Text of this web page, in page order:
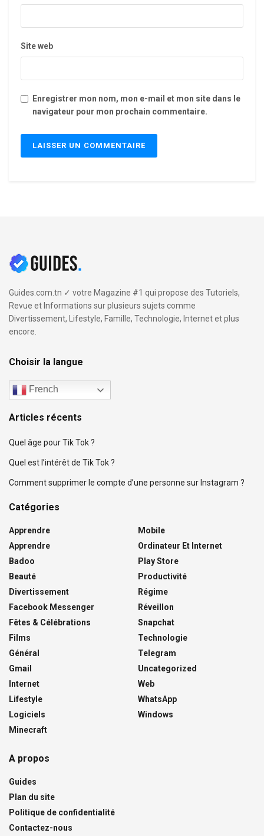
Site web
Enregistrer mon nom, mon e-mail et mon site dans le
navigateur pour mon prochain commentaire.
Guides.com.tn ✓ votre Magazine #1 qui propose des Tutoriels,
Revue et Informations sur plusieurs sujets comme
Divertissement, Lifestyle, Famille, Technologie, Internet et plus
encore.
Choisir la langue
French
Articles récents
Quel âge pour Tik Tok ?
Quel est l’intérêt de Tik Tok ?
Comment supprimer le compte d’une personne sur Instagram ?
Catégories
Apprendre
Apprendre
Badoo
Beauté
Divertissement
Facebook Messenger
Fêtes & Célébrations
Films
Général
Gmail
Internet
Lifestyle
Logiciels
Minecraft
Mobile
Ordinateur Et Internet
Play Store
Productivité
Régime
Réveillon
Snapchat
Technologie
Telegram
Uncategorized
Web
WhatsApp
Windows
A propos
Guides
Plan du site
Politique de confidentialité
Contactez-nous